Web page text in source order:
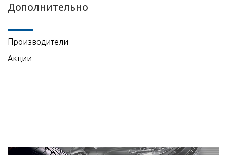
Дополнительно
Производители
Акции